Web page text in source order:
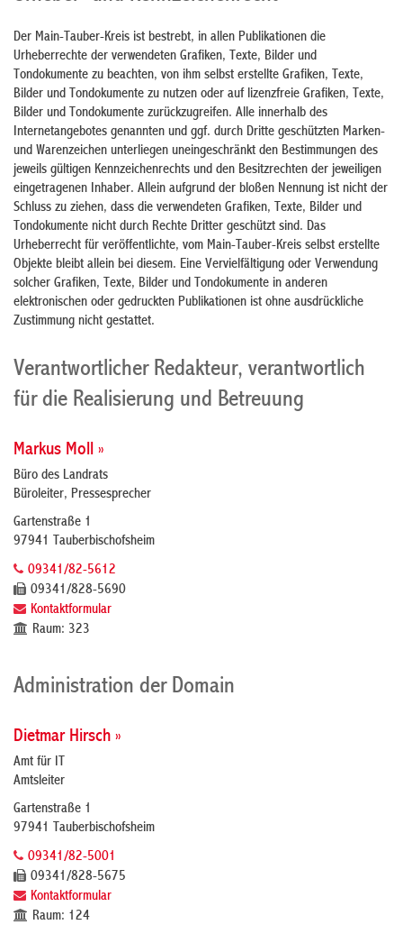
Der Main-Tauber-Kreis ist bestrebt, in allen Publikationen die
Urheberrechte der verwendeten Grafiken, Texte, Bilder und
Tondokumente zu beachten, von ihm selbst erstellte Grafiken, Texte,
Bilder und Tondokumente zu nutzen oder auf lizenzfreie Grafiken, Texte,
Bilder und Tondokumente zurückzugreifen. Alle innerhalb des
Internetangebotes genannten und ggf. durch Dritte geschützten Marken-
und Warenzeichen unterliegen uneingeschränkt den Bestimmungen des
jeweils gültigen Kennzeichenrechts und den Besitzrechten der jeweiligen
eingetragenen Inhaber. Allein aufgrund der bloßen Nennung ist nicht der
Schluss zu ziehen, dass die verwendeten Grafiken, Texte, Bilder und
Tondokumente nicht durch Rechte Dritter geschützt sind. Das
Urheberrecht für veröffentlichte, vom Main-Tauber-Kreis selbst erstellte
Objekte bleibt allein bei diesem. Eine Vervielfältigung oder Verwendung
solcher Grafiken, Texte, Bilder und Tondokumente in anderen
elektronischen oder gedruckten Publikationen ist ohne ausdrückliche
Zustimmung nicht gestattet.
Verantwortlicher Redakteur, verantwortlich
für die Realisierung und Betreuung
Markus Moll »
Büro des Landrats
Büroleiter, Pressesprecher
Gartenstraße 1
97941 Tauberbischofsheim
09341/82-5612
09341/828-5690
Kontaktformular
Raum: 323
Administration der Domain
Dietmar Hirsch »
Amt für IT
Amtsleiter
Gartenstraße 1
97941 Tauberbischofsheim
09341/82-5001
09341/828-5675
Kontaktformular
Raum: 124